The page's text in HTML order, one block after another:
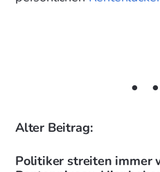
Alter Beitrag:
Politiker streiten immer